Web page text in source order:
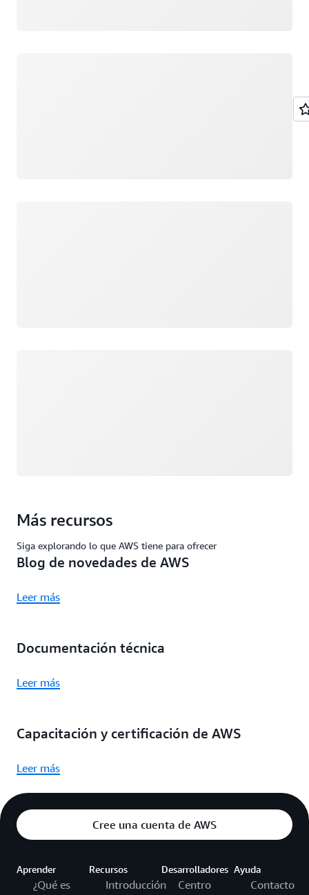
Más recursos
Siga explorando lo que AWS tiene para ofrecer
Blog de novedades de AWS
Leer más
Documentación técnica
Leer más
Capacitación y certificación de AWS
Leer más
Cree una cuenta de AWS
Aprender
¿Qué es
Recursos
Introducción
Desarrolladores
Centro
Ayuda
Contacto